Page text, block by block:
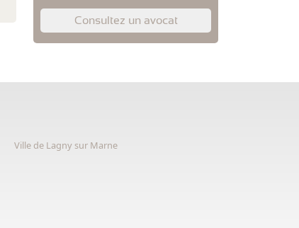
Consultez un avocat
Ville de Lagny sur Marne